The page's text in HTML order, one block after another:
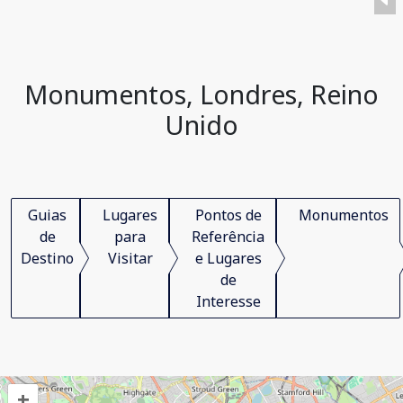
Monumentos, Londres, Reino
Unido
Guias
de
Destino
Lugares
para
Visitar
Pontos de
Referência
e Lugares
de
Interesse
Monumentos